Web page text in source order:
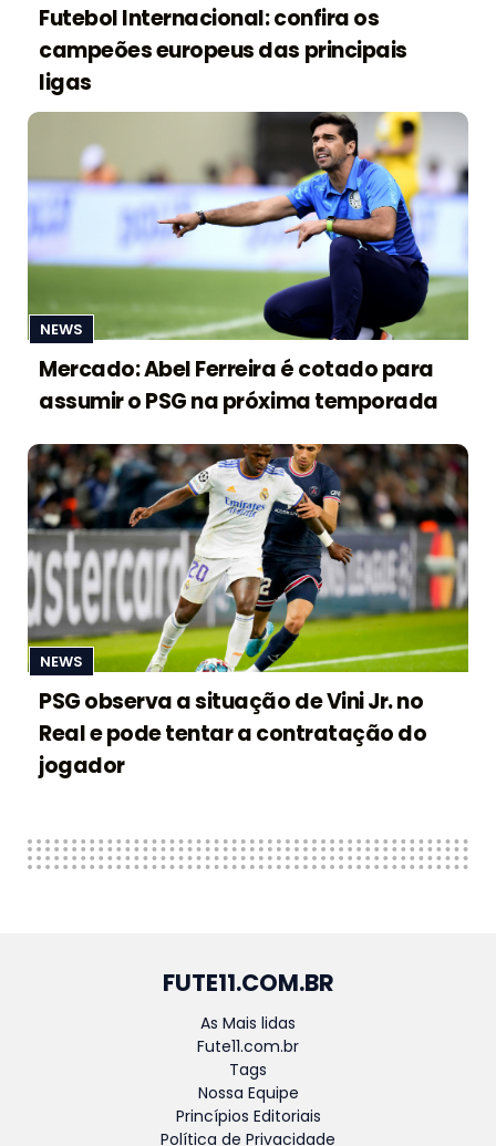
Futebol Internacional: confira os
campeões europeus das principais
ligas
NEWS
Mercado: Abel Ferreira é cotado para
assumir o PSG na próxima temporada
NEWS
PSG observa a situação de Vini Jr. no
Real e pode tentar a contratação do
jogador
FUTE11.COM.BR
As Mais lidas
Fute11.com.br
Tags
Nossa Equipe
Princípios Editoriais
Política de Privacidade